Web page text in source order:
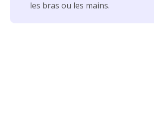
les bras ou les mains.